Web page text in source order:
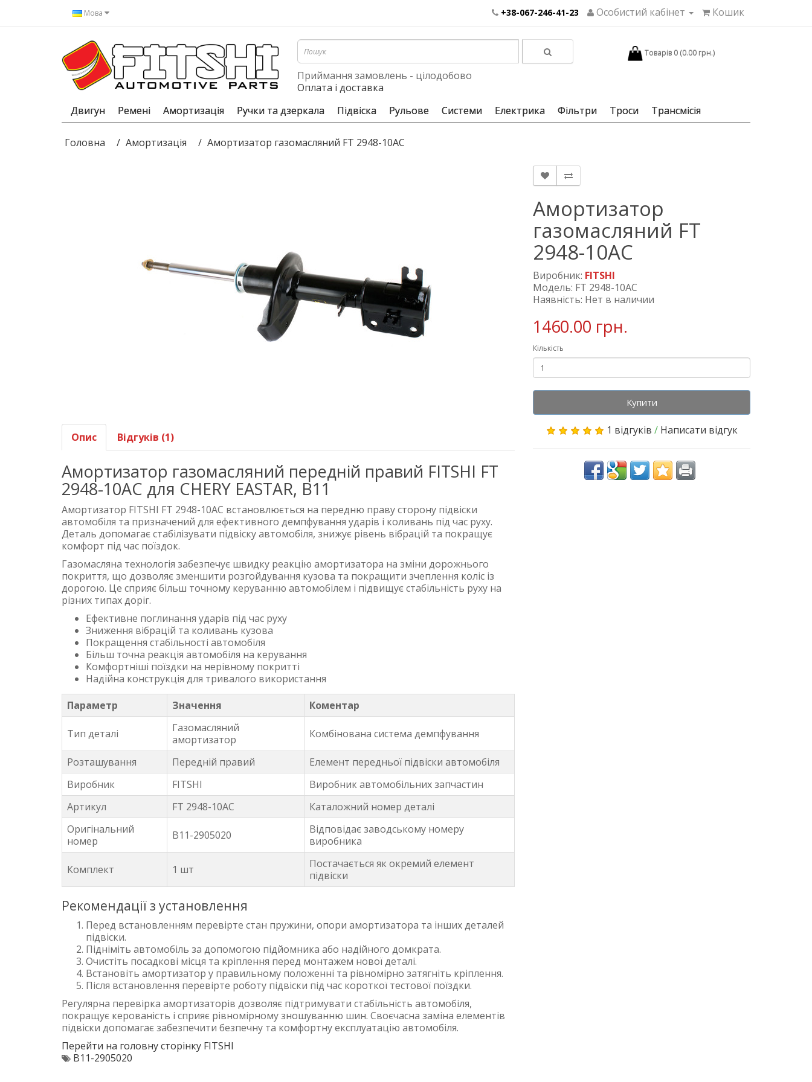
Мова +38-067-246-41-23 Особистий кабінет Кошик
Приймання замовлень - цілодобово
Оплата і доставка
Товарів 0 (0.00 грн.)
Двигун Ремені Амортизація Ручки та дзеркала Підвіска Рульове Системи Електрика Фільтри Троси Трансмісія
Головна Амортизація Амортизатор газомасляний FT 2948-10AC
Опис Відгуків (1)
Амортизатор газомасляний передній правий FITSHI FT
2948-10AC для CHERY EASTAR, B11
Амортизатор FITSHI FT 2948-10AC встановлюється на передню праву сторону підвіски
автомобіля та призначений для ефективного демпфування ударів і коливань під час руху.
Деталь допомагає стабілізувати підвіску автомобіля, знижує рівень вібрацій та покращує
комфорт під час поїздок.
Газомасляна технологія забезпечує швидку реакцію амортизатора на зміни дорожнього
покриття, що дозволяє зменшити розгойдування кузова та покращити зчеплення коліс із
дорогою. Це сприяє більш точному керуванню автомобілем і підвищує стабільність руху на
різних типах доріг.
Ефективне поглинання ударів під час руху
Зниження вібрацій та коливань кузова
Покращення стабільності автомобіля
Більш точна реакція автомобіля на керування
Комфортніші поїздки на нерівному покритті
Надійна конструкція для тривалого використання
Параметр
Значення Коментар
Тип деталі
Газомасляний
амортизатор
Комбінована система демпфування
Розташування Передній правий
Елемент передньої підвіски автомобіля
Виробник
FITSHI
Виробник автомобільних запчастин
Артикул
FT 2948-10AC
Каталожний номер деталі
Оригінальний
номер
B11-2905020
Відповідає заводському номеру
виробника
Комплект 1 шт
Постачається як окремий елемент
підвіски
Рекомендації з установлення
Перед встановленням перевірте стан пружини, опори амортизатора та інших деталей
підвіски.
Підніміть автомобіль за допомогою підйомника або надійного домкрата.
Очистіть посадкові місця та кріплення перед монтажем нової деталі.
Встановіть амортизатор у правильному положенні та рівномірно затягніть кріплення.
Після встановлення перевірте роботу підвіски під час короткої тестової поїздки.
Регулярна перевірка амортизаторів дозволяє підтримувати стабільність автомобіля,
покращує керованість і сприяє рівномірному зношуванню шин. Своєчасна заміна елементів
підвіски допомагає забезпечити безпечну та комфортну експлуатацію автомобіля.
Перейти на головну сторінку FITSHI
Амортизатор
газомасляний FT
2948-10AC
Виробник: FITSHI
Модель: FT 2948-10AC
Наявність: Нет в наличии
1460.00 грн.
Кількість
Купити
1 відгуків / Написати відгук
B11-2905020